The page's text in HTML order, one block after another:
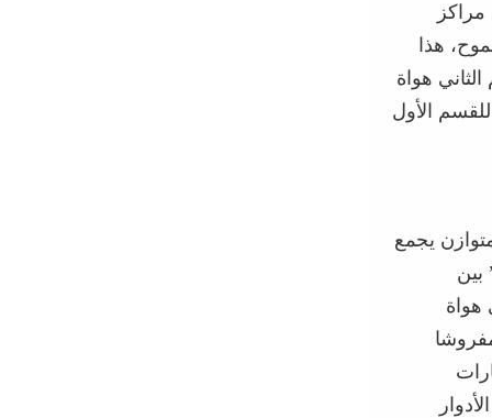
، هذا
هواة
الأول
يجمع
هواة